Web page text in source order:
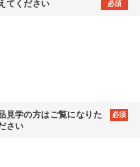
てください 必須
見学の方はご覧になりた
さい
必須